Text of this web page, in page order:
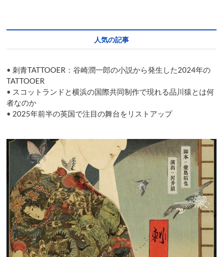
of
China
war
roles
人気の記事
•刺青TATTOOER：谷崎潤一郎の小説から発生した2024年の
TATTOOER
• スコットランドと横浜の国際共同制作で現れる品川猿とは何
者なのか
• 2025年前半の英国で注目の舞台をリストアップ